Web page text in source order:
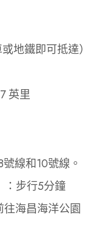
地鐵即可抵達）
英里
線和10號線。
：步行5分鐘
往海昌海洋公園